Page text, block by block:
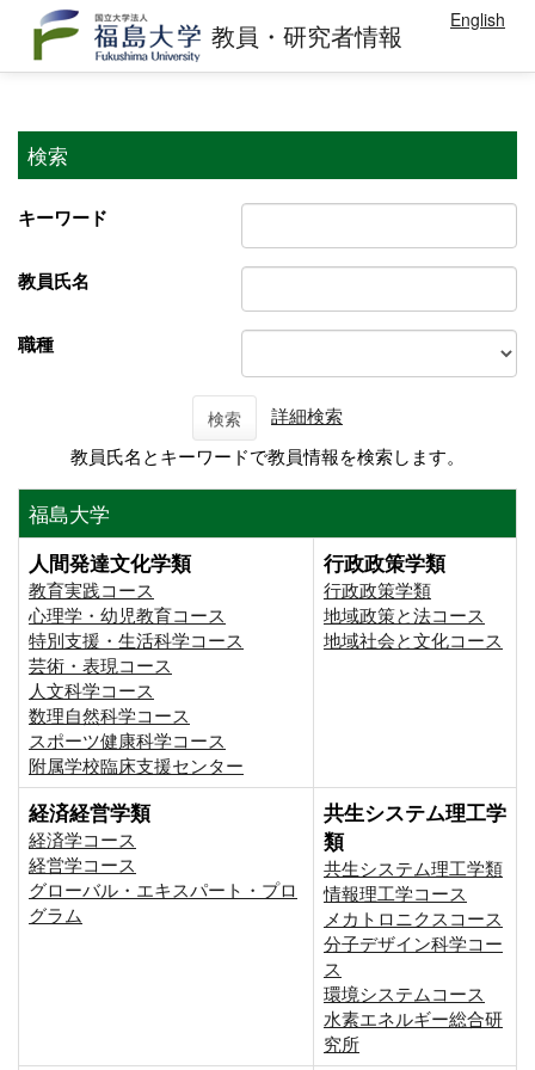
教員・研究者情報 English
検索
キーワード
教員氏名
職種
検索
詳細検索
教員氏名とキーワードで教員情報を検索します。
福島大学
人間発達文化学類
教育実践コース
心理学・幼児教育コース
特別支援・生活科学コース
芸術・表現コース
人文科学コース
数理自然科学コース
スポーツ健康科学コース
附属学校臨床支援センター
行政政策学類
行政政策学類
地域政策と法コース
地域社会と文化コース
経済経営学類
経済学コース
経営学コース
グローバル・エキスパート・プロ
グラム
共生システム理工学
類
共生システム理工学類
情報理工学コース
メカトロニクスコース
分子デザイン科学コー
ス
環境システムコース
⽔素エネルギー総合研
究所